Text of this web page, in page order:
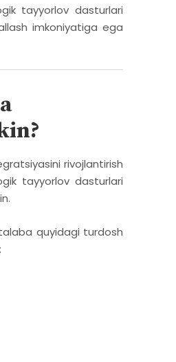
tayyorlov dasturlari
imkoniyatiga ega
rivojlantirish
tayyorlov dasturlari
quyidagi turdosh